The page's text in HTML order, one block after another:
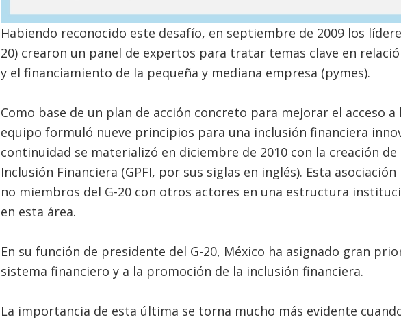
Habiendo reconocido este desafío, en septiembre de 2009 los
20) crearon un panel de expertos para tratar temas clave en
y el financiamiento de la pequeña y mediana empresa (pymes).
Como base de un plan de acción concreto para mejorar el acceso
equipo formuló nueve principios para una inclusión financiera
continuidad se materializó en diciembre de 2010 con la creación
Inclusión Financiera (GPFI, por sus siglas en inglés). Esta
no miembros del G-20 con otros actores en una estructura
en esta área.
En su función de presidente del G-20, México ha asignado gran
sistema financiero y a la promoción de la inclusión financiera.
La importancia de esta última se torna mucho más evidente